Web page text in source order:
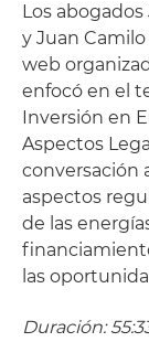
Los
y Juan
web
enfocó en el
Inversión en
Aspectos
conversación
aspectos
de las
las
Duración: